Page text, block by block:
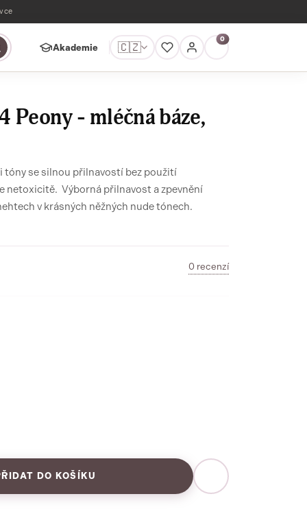
Akademie 🇨🇿
0
Peony - mléčná báze,
tóny se silnou přilnavostí bez použití
netoxicitě. Výborná přilnavost a zpevnění
v krásných něžných nude tónech.
0 recenzí
DO KOŠÍKU